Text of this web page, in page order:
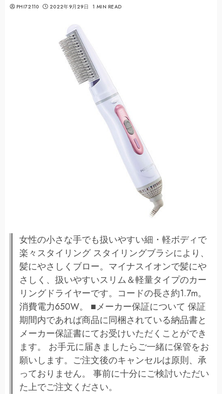
PHI72110 2022年9月29日 1 MIN READ
女性の小さな手でも扱いやすい細・軽ボディで
楽々スタイリング スタイリングブラシにより、
髪にやさしくブロー。マイナスイオンで髪にや
さしく、扱いやすいスリム＆軽量タイプのカー
リングドライヤーです。コードの長さ約1.7m。
消費電力650W。 ■メーカー保証について 保証
期間内であれば商品に同梱されている納品書と
メーカー保証書にてお受けいただくことができ
ます。 お手元に届きましたらご一緒に保管をお
願いします。ご注文後のキャンセルは原則、承
っておりません。 事前に十分にご検討いただい
た上でご注文ください。